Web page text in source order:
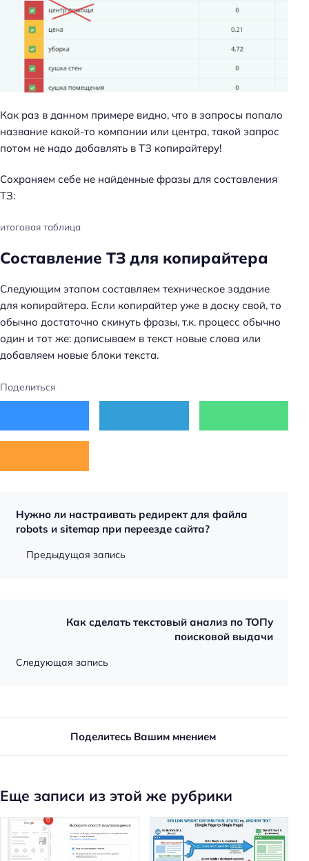
Как раз в данном примере видно, что в запросы попало
название какой-то компании или центра, такой запрос
потом не надо добавлять в ТЗ копирайтеру!
Сохраняем себе не найденные фразы для составления
ТЗ:
итоговая таблица
Составление ТЗ для копирайтера
Следующим этапом составляем техническое задание
для копирайтера. Если копирайтер уже в доску свой, то
обычно достаточно скинуть фразы, т.к. процесс обычно
один и тот же: дописываем в текст новые слова или
добавляем новые блоки текста.
Поделиться
Нужно ли настраивать редирект для файла
robots и sitemap при переезде сайта?
Предыдущая запись
Как сделать текстовый анализ по ТОПу
поисковой выдачи
Следующая запись
Поделитесь Вашим мнением
Еще записи из этой же рубрики
Н
а
й
и
: